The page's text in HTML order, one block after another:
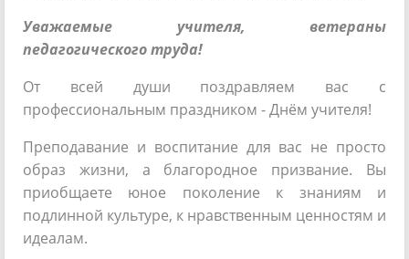
Уважаемые учителя, ветераны
педагогического труда!
От всей души поздравляем вас с
профессиональным праздником - Днём учителя!
Преподавание и воспитание для вас не просто
образ жизни, а благородное призвание. Вы
приобщаете юное поколение к знаниям и
подлинной культуре, к нравственным ценностям и
идеалам.